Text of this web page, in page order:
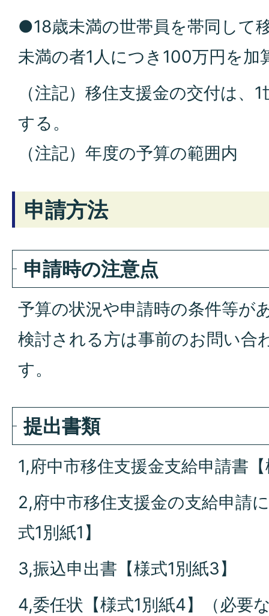
●18歳未満の世帯員を帯同して
未満の者1人につき100万円を加
（注記）移住支援金の交付は、
する。
（注記）年度の予算の範囲内
申請方法
申請時の注意点
予算の状況や申請時の条件等が
検討される方は事前のお問い合
す。
提出書類
1,府中市移住支援金支給申請書
2,府中市移住支援金の支給申請
式1別紙1】
3,振込申出書【様式1別紙3】
4,委任状【様式1別紙4】（必要